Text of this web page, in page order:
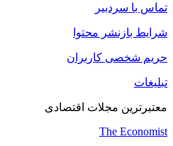
تماس با سردبیر
شرایط بازنشر محتوا
حریم شخصی کاربران
تبلیغات
معتبرترین مجلات اقتصادی
The Economist